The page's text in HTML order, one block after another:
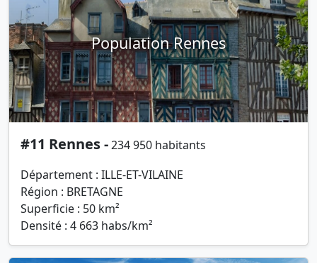
Population Rennes
#11 Rennes -234 950 habitants
Département : ILLE-ET-VILAINE
Région : BRETAGNE
Superficie : 50 km²
Densité : 4 663 habs/km²